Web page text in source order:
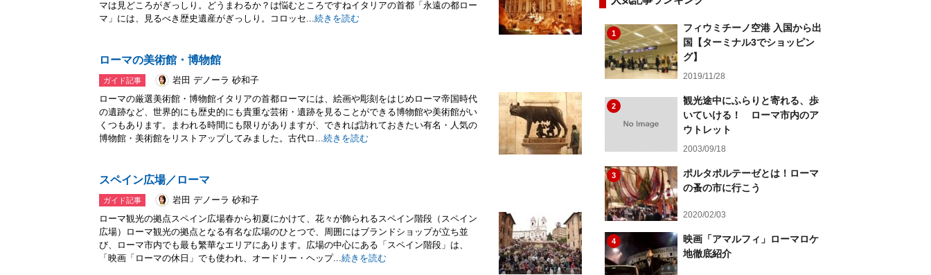
マは見どころがぎっしり。どうまわるか？は悩むところですねイタリアの首都「永遠の都ロー
マ」には、見るべき歴史遺産がぎっしり。コロッセ...続きを読む
ローマの美術館・博物館
ガイド記事
岩田 デノーラ 砂和子
ローマの厳選美術館・博物館イタリアの首都ローマには、絵画や彫刻をはじめローマ帝国時代
の遺跡など、世界的にも歴史的にも貴重な芸術・遺跡を見ることができる博物館や美術館がい
くつもあります。まわれる時間にも限りがありますが、できれば訪れておきたい有名・人気の
博物館・美術館をリストアップしてみました。古代ロ...続きを読む
スペイン広場／ローマ
ガイド記事
岩田 デノーラ 砂和子
ローマ観光の拠点スペイン広場春から初夏にかけて、花々が飾られるスペイン階段（スペイン
広場）ローマ観光の拠点となる有名な広場のひとつで、周囲にはブランドショップが立ち並
び、ローマ市内でも最も繁華なエリアにあります。広場の中心にある「スペイン階段」は、
「映画「ローマの休日」でも使われ、オードリー・ヘップ...続きを読む
1
フィウミチーノ空港 入国から出
国【ターミナル3でショッピン
グ】
2019/11/28
2
観光途中にふらりと寄れる、歩
いていける！ ローマ市内のア
ウトレット
2003/09/18
3
ポルタポルテーゼとは！ローマ
の蚤の市に行こう
2020/02/03
4
映画「アマルフィ」ローマロケ
地徹底紹介